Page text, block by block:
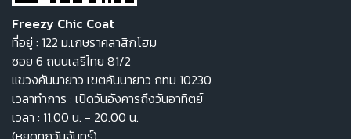
Freezy Chic Coat
ที่อยู่ : 122 ม.เกษราคลาสิกโฮม
ซอย 6 ถนนเสรีไทย 81/2
แขวงคันนายาว เขตคันนายาว กทม 10230
เวลาทำการ : เปิดวันอังคารถึงวันอาทิตย์
เวลา : 11.00 น. - 20.00 น.